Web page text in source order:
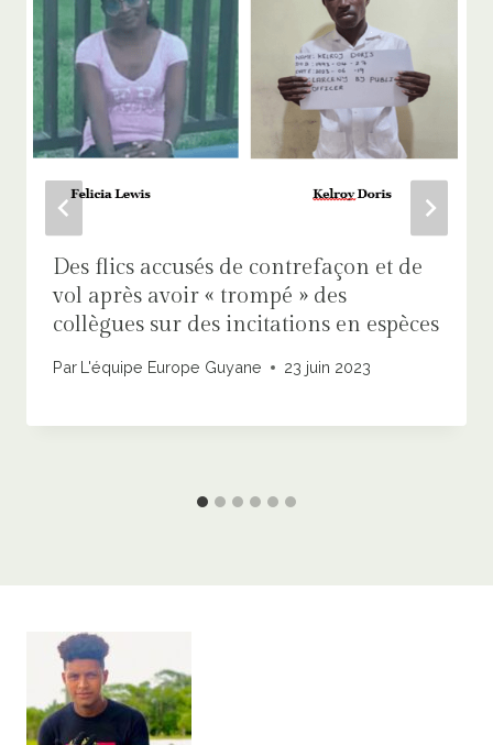
Des flics accusés de contrefaçon et de
vol après avoir « trompé » des
collègues sur des incitations en espèces
Par L'équipe Europe Guyane 23 juin 2023